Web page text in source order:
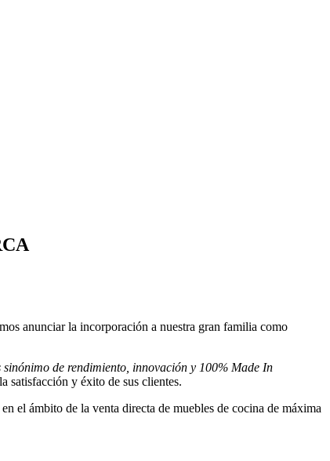
anunciar la incorporación a nuestra gran familia como
sinónimo de rendimiento, innovación y 100% Made In
satisfacción y éxito de sus clientes.
el ámbito de la venta directa de muebles de cocina de máxima